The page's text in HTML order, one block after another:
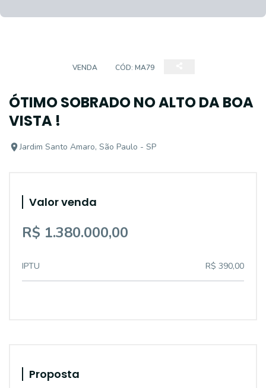
VENDA CÓD: MA79
ÓTIMO SOBRADO NO ALTO DA BOA
VISTA !
Jardim Santo Amaro, São Paulo - SP
Valor venda
R$ 1.380.000,00
IPTU R$ 390,00
Proposta